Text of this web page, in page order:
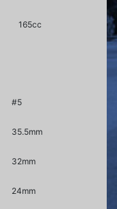
165cc
#5
35.5mm
32mm
24mm